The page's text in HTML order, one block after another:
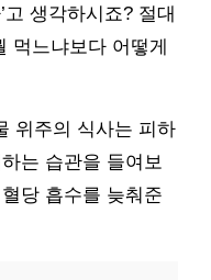
고 생각하시죠? 절대
먹느냐보다 어떻게
위주의 식사는 피하
는 습관을 들여보
당 흡수를 늦춰준